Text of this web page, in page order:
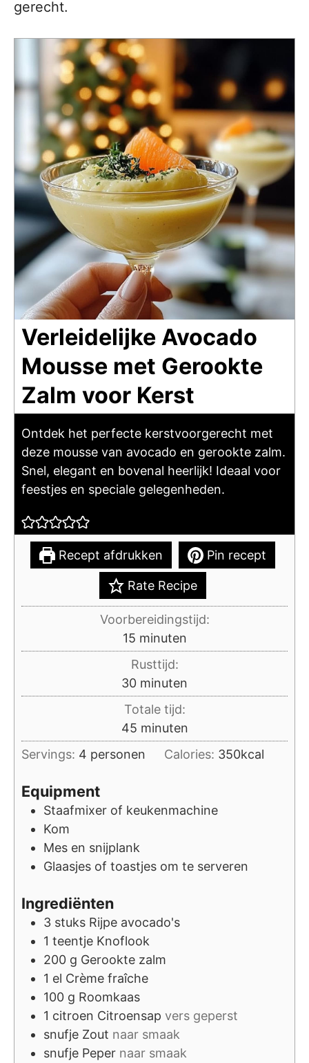
gerecht.
Verleidelijke Avocado
Mousse met Gerookte
Zalm voor Kerst
Ontdek het perfecte kerstvoorgerecht met
deze mousse van avocado en gerookte zalm.
Snel, elegant en bovenal heerlijk! Ideaal voor
feestjes en speciale gelegenheden.
Recept afdrukken Pin recept
Rate Recipe
Voorbereidingstijd:
15minuten
minuten
Rusttijd:
30minuten
minuten
Totale tijd:
45minuten
minuten
Servings: 4 personen Calories: 350kcal
Equipment
Staafmixer of keukenmachine
Kom
Mes en snijplank
Glaasjes of toastjes om te serveren
Ingrediënten
3 stuks Rijpe avocado's
1 teentje Knoflook
200 g Gerookte zalm
1 el Crème fraîche
100 g Roomkaas
1 citroen Citroensap vers geperst
snufje Zout naar smaak
snufje Peper naar smaak